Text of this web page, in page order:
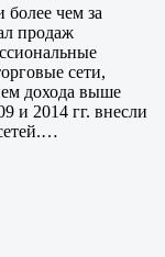
более чем за
продаж
сети,
дохода выше
и 2014 гг. внесли